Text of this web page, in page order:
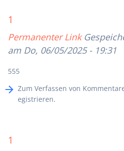
1
Permanenter Link
am Do, 06/05/2025 - 19:31
555
Zum Verfassen von
egistrieren.
1